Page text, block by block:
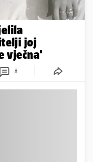
joj
vječna'
8